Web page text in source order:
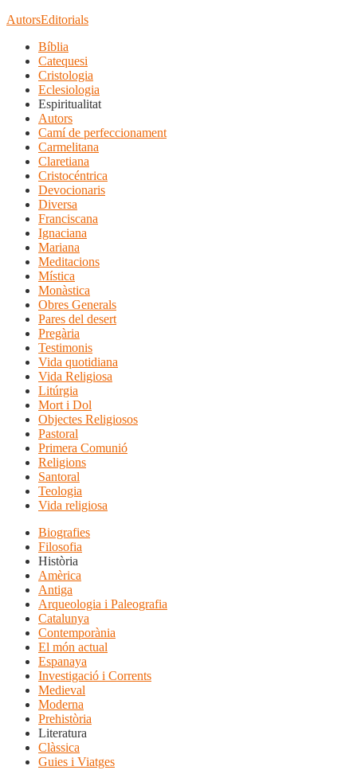
AutorsEditorials
Bíblia
Catequesi
Cristologia
Eclesiologia
Espiritualitat
Autors
Camí de perfeccionament
Carmelitana
Claretiana
Cristocéntrica
Devocionaris
Diversa
Franciscana
Ignaciana
Mariana
Meditacions
Mística
Monàstica
Obres Generals
Pares del desert
Pregària
Testimonis
Vida quotidiana
Vida Religiosa
Litúrgia
Mort i Dol
Objectes Religiosos
Pastoral
Primera Comunió
Religions
Santoral
Teologia
Vida religiosa
Biografies
Filosofia
Història
Amèrica
Antiga
Arqueologia i Paleografia
Catalunya
Contemporània
El món actual
Espanaya
Investigació i Corrents
Medieval
Moderna
Prehistòria
Literatura
Clàssica
Guies i Viatges